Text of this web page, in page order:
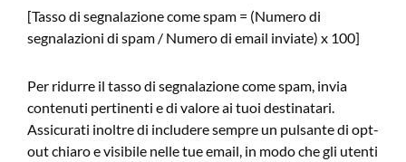
[Tasso di segnalazione come spam = (Numero di
segnalazioni di spam / Numero di email inviate) x 100]
Per ridurre il tasso di segnalazione come spam, invia
contenuti pertinenti e di valore ai tuoi destinatari.
Assicurati inoltre di includere sempre un pulsante di opt-
out chiaro e visibile nelle tue email, in modo che gli utenti